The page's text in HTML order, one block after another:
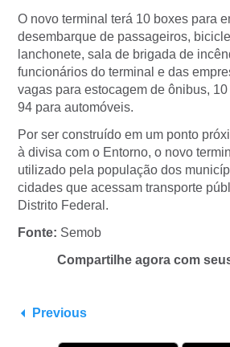
O novo terminal terá 10 boxes para
desembarque de passageiros,
lanchonete, sala de brigada de
funcionários do terminal e das
vagas para estocagem de ônibus,
94 para automóveis.
Por ser construído em um ponto
à divisa com o Entorno, o novo
utilizado pela população dos
cidades que acessam transporte
Distrito Federal.
Fonte: Semob
Compartilhe agora com
Previous